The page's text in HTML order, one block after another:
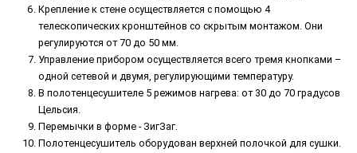
Крепление к стене осуществляется с помощью 4
телескопических кронштейнов со скрытым монтажом. Они
регулируются от 70 до 50 мм.
Управление прибором осуществляется всего тремя кнопками –
одной сетевой и двумя, регулирующими температуру.
В полотенцесушителе 5 режимов нагрева: от 30 до 70 градусов
Цельсия.
Перемычки в форме - ЗигЗаг.
Полотенцесушитель оборудован верхней полочкой для сушки.